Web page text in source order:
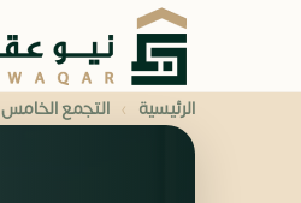
الرئيسية › التجمع الخامس